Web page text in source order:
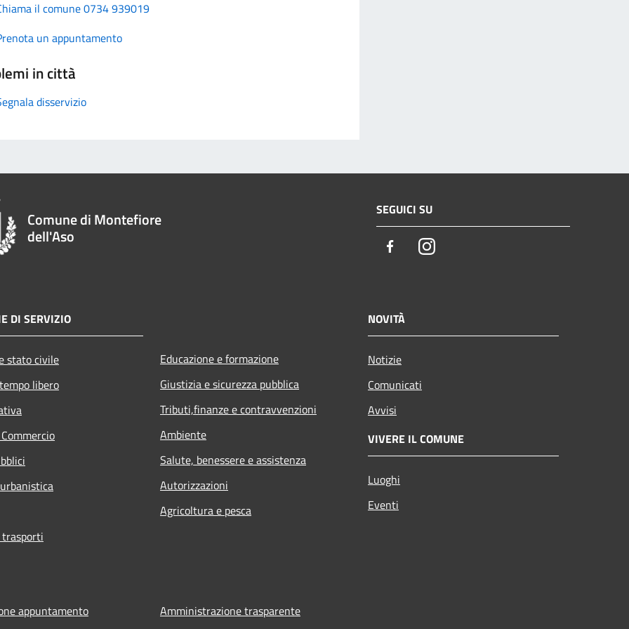
il comune 0734 939019
un appuntamento
in città
disservizio
Comune di Montefiore
dell'Aso
SEGUICI SU
FacebookInstagram
DI SERVIZIO
stato civile
libero
Educazione e formazione
Giustizia e sicurezza pubblica
Tributi,finanze e contravvenzioni
Ambiente
Salute, benessere e assistenza
Autorizzazioni
Agricoltura e pesca
NOVITÀ
Notizie
Comunicati
Avvisi
VIVERE IL COMUNE
Luoghi
Eventi
appuntamento
Amministrazione trasparente